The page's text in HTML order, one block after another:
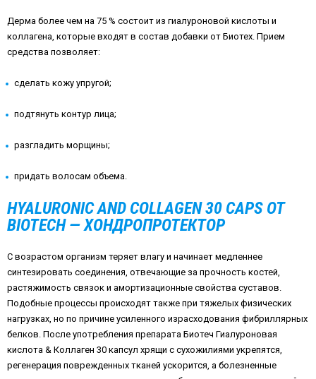
Дерма более чем на 75 % состоит из гиалуроновой кислоты и
коллагена, которые входят в состав добавки от Биотех. Прием
средства позволяет:
сделать кожу упругой;
подтянуть контур лица;
разгладить морщины;
придать волосам объема.
HYALURONIC AND COLLAGEN 30 CAPS ОТ
BIOTECH — ХОНДРОПРОТЕКТОР
С возрастом организм теряет влагу и начинает медленнее
синтезировать соединения, отвечающие за прочность костей,
растяжимость связок и амортизационные свойства суставов.
Подобные процессы происходят также при тяжелых физических
нагрузках, но по причине усиленного израсходования фибриллярных
белков. После употребления препарата Биотеч Гиалуроновая
кислота & Коллаген 30 капсул хрящи с сухожилиями укрепятся,
регенерация поврежденных тканей ускорится, а болезненные